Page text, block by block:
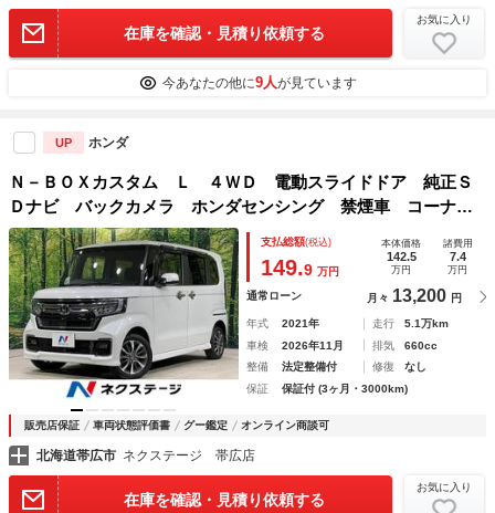
在庫を確認・見積り依頼する
お気に入り
今あなたの他に9人が見ています
UP ホンダ
Ｎ－ＢＯＸカスタム Ｌ ４ＷＤ 電動スライドドア 純正Ｓ
Ｄナビ バックカメラ ホンダセンシング 禁煙車 コーナー
センサー スマートキー ＬＥＤヘッド ビルトインＥＴＣ
純正１４インチアルミ 車線逸脱警報 オートライト
支払総額(税込)
149.9 万円
本体価格
142.5
万円
諸費用
7.4
万円
通常ローン 月々 13,200 円
年式 2021年 走行
5.1万km
車検
2026年11月 排気
660cc
整備
法定整備付 修復
なし
保証
保証付 (3ヶ月・3000km)
販売店保証 車両状態評価書 グー鑑定 オンライン商談可
北海道帯広市 ネクステージ 帯広店
在庫を確認・見積り依頼する
お気に入り